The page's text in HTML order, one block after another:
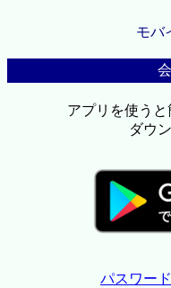
モバ
アプリを使う
ダウ
パスワー